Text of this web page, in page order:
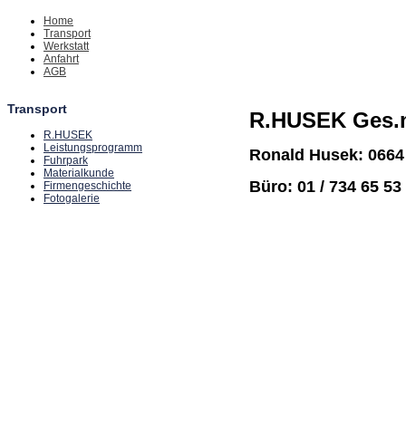
Home
Transport
Werkstatt
Anfahrt
AGB
Transport
R.HUSEK
Leistungsprogramm
Fuhrpark
Materialkunde
Firmengeschichte
Fotogalerie
R.HUSEK
Ronald Husek:
Büro: 01 / 734 65 53